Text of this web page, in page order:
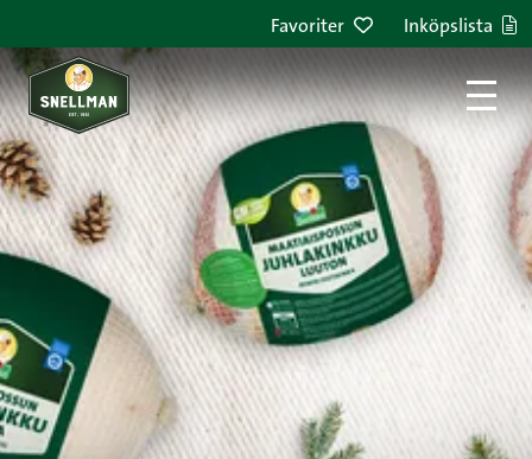
Favoriter Inköpslista